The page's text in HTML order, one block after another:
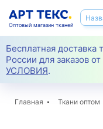
Бесплатная доставка
России для заказов
УСЛОВИЯ.
Оптовый магазин тканей
Главная Ткани оптом